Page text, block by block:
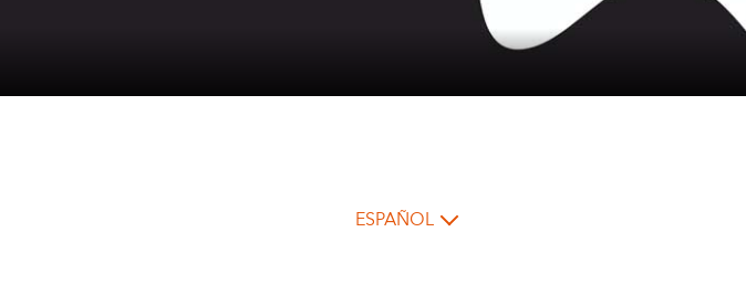
ESPAÑOL